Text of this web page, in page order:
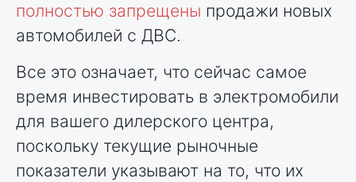
полностью запрещены продажи новых
автомобилей с ДВС.
Все это означает, что сейчас самое
время инвестировать в электромобили
для вашего дилерского центра,
поскольку текущие рыночные
показатели указывают на то, что их